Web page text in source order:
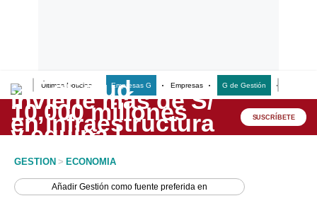
Últimas Noticias Empresas G Empresas G de Gestión
Lo último
Peru Quiosco SUSCRÍBETE
GESTION > ECONOMIA
AñadirGestión como fuente preferida en